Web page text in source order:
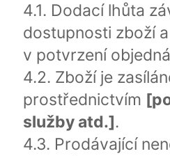
4.1. Dodací lhůta
dostupnosti zboží
v potvrzení
4.2. Zboží je
prostřednictvím
služby atd.].
4.3. Prodávající